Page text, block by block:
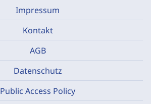
Impressum
Kontakt
AGB
Datenschutz
Public Access Policy